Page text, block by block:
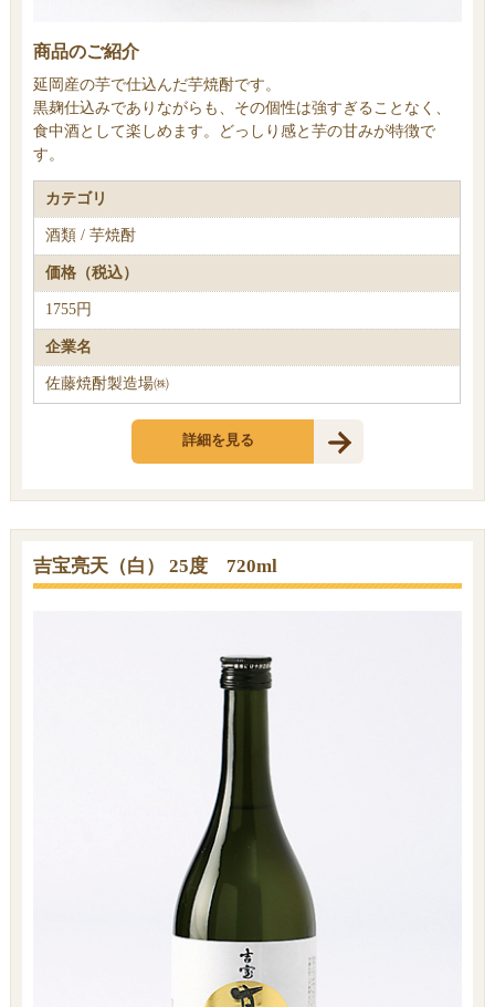
商品のご紹介
延岡産の芋で仕込んだ芋焼酎です。
黒麹仕込みでありながらも、その個性は強すぎることなく、
食中酒として楽しめます。どっしり感と芋の甘みが特徴で
す。
カテゴリ
酒類 / 芋焼酎
価格（税込）
1755円
企業名
佐藤焼酎製造場㈱
詳細を見る
吉宝亮天（白） 25度 720ml